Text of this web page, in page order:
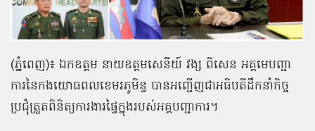
(ភ្នំពេញ)៖ ឯកឧត្ដម នាយឧត្តមសេនីយ៍ វង្ស ពិសេន អគ្គមេបញ្ជា
ការនៃកងយោធពលខេមរភូមិន្ទ បានអញ្ជើញជាអធិបតីដឹកនាំកិច្ច
ប្រជុំត្រួតពិនិត្យការងារផ្ទៃក្នុងរបស់អគ្គបញ្ជាការ។